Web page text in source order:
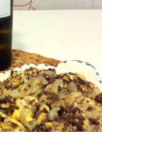
en 2026